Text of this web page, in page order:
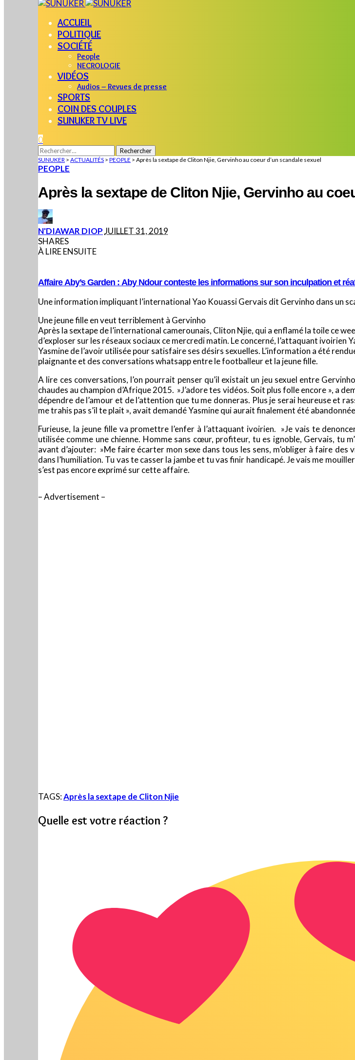
ACCUEIL
POLITIQUE
SOCIÉTÉ
People
NECROLOGIE
VIDÉOS
Audios – Revues de presse
SPORTS
COIN DES COUPLES
SUNUKER TV LIVE
0
Rechercher :
SUNUKER > ACTUALITÉS > PEOPLE > Après la sextape de Cliton Njie, Gervinho au coeur d’un scandale sexuel
PEOPLE
Après la sextape de Cliton Njie, Gervinho au
POSTED
BY
N'DIAWAR DIOPJUILLET 31, 2019
SHARES
À LIRE ENSUITE
Affaire Aby’s Garden : Aby Ndour conteste les informations sur son inculpation et
Une information impliquant l’international Yao Kouassi Gervais dit Gervinho dans un
Une jeune fille en veut terriblement à Gervinho
Après la sextape de l’international camerounais, Cliton Njie, qui a enflamé la toile ce
d’exploser sur les réseaux sociaux ce mercredi matin. Le concerné, l’attaquant ivoirien
Yasmine de l’avoir utilisée pour satisfaire ses désirs sexuelles. L’information a été
plaignante et des conversations whatsapp entre le footballeur et la jeune fille.
A lire ces conversations, l’on pourrait penser qu’il existait un jeu sexuel entre
chaudes au champion d’Afrique 2015. »J’adore tes vidéos. Soit plus folle encore », a
dépendre de l’amour et de l’attention que tu me donneras. Plus je serai heureuse et
me trahis pas s’il te plait », avait demandé Yasmine qui aurait finalement été
Furieuse, la jeune fille va promettre l’enfer à l’attaquant ivoirien. »Je vais te
utilisée comme une chienne. Homme sans cœur, profiteur, tu es ignoble, Gervais, tu
avant d’ajouter: »Me faire écarter mon sexe dans tous les sens, m’obliger à faire
dans l’humiliation. Tu vas te casser la jambe et tu vas finir handicapé. Je vais me
s’est pas encore exprimé sur cette affaire.
– Advertisement –
TAGS:Après la sextape de Cliton Njie
Quelle est votre réaction ?